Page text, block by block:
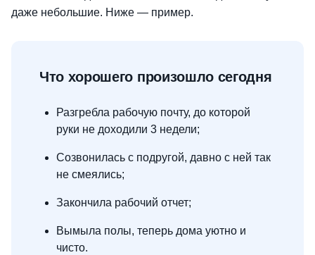
даже небольшие. Ниже — пример.
Что хорошего произошло сегодня
Разгребла рабочую почту, до которой
руки не доходили 3 недели;
Созвонилась с подругой, давно с ней так
не смеялись;
Закончила рабочий отчет;
Вымыла полы, теперь дома уютно и
чисто.